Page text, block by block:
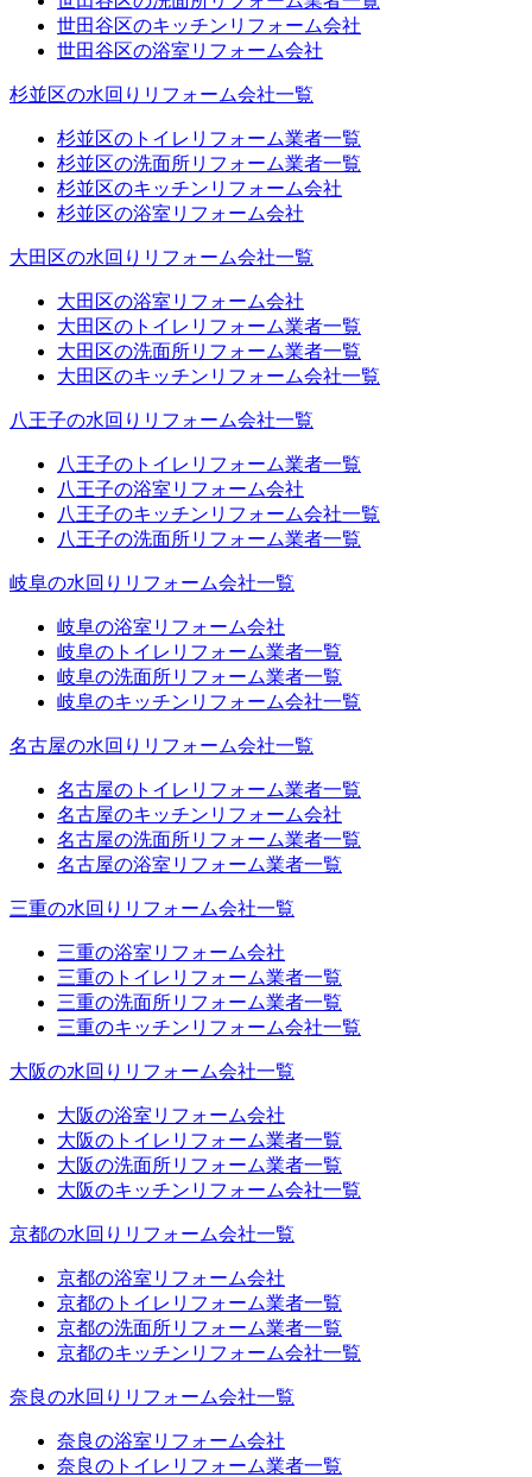
世田谷区のキッチンリフォーム会社
世田谷区の浴室リフォーム会社
杉並区の水回りリフォーム会社一覧
杉並区のトイレリフォーム業者一覧
杉並区の洗面所リフォーム業者一覧
杉並区のキッチンリフォーム会社
杉並区の浴室リフォーム会社
大田区の水回りリフォーム会社一覧
大田区の浴室リフォーム会社
大田区のトイレリフォーム業者一覧
大田区の洗面所リフォーム業者一覧
大田区のキッチンリフォーム会社一覧
八王子の水回りリフォーム会社一覧
八王子のトイレリフォーム業者一覧
八王子の浴室リフォーム会社
八王子のキッチンリフォーム会社一覧
八王子の洗面所リフォーム業者一覧
岐阜の水回りリフォーム会社一覧
岐阜の浴室リフォーム会社
岐阜のトイレリフォーム業者一覧
岐阜の洗面所リフォーム業者一覧
岐阜のキッチンリフォーム会社一覧
名古屋の水回りリフォーム会社一覧
名古屋のトイレリフォーム業者一覧
名古屋のキッチンリフォーム会社
名古屋の洗面所リフォーム業者一覧
名古屋の浴室リフォーム業者一覧
三重の水回りリフォーム会社一覧
三重の浴室リフォーム会社
三重のトイレリフォーム業者一覧
三重の洗面所リフォーム業者一覧
三重のキッチンリフォーム会社一覧
大阪の水回りリフォーム会社一覧
大阪の浴室リフォーム会社
大阪のトイレリフォーム業者一覧
大阪の洗面所リフォーム業者一覧
大阪のキッチンリフォーム会社一覧
京都の水回りリフォーム会社一覧
京都の浴室リフォーム会社
京都のトイレリフォーム業者一覧
京都の洗面所リフォーム業者一覧
京都のキッチンリフォーム会社一覧
奈良の水回りリフォーム会社一覧
奈良の浴室リフォーム会社
奈良のトイレリフォーム業者一覧